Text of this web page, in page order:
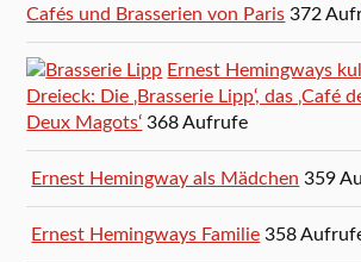
Cafés und Brasserien von Paris 372
Ernest Hemingways
Dreieck: Die ‚Brasserie Lipp‘, das ‚Café
Deux Magots‘ 368 Aufrufe
Ernest Hemingway als Mädchen 359
Ernest Hemingways Familie 358